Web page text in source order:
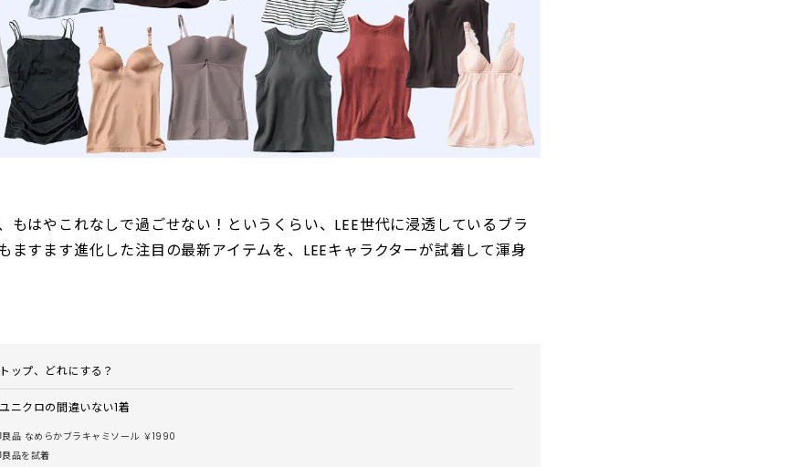
もはやこれなしで過ごせない！というくらい、LEE世代に浸透しているブラ
ますます進化した注目の最新アイテムを、LEEキャラクターが試着して渾身
ップ、どれにする？
ニクロの間違いない1着
品 なめらかブラキャミソール ￥1990
品を試着